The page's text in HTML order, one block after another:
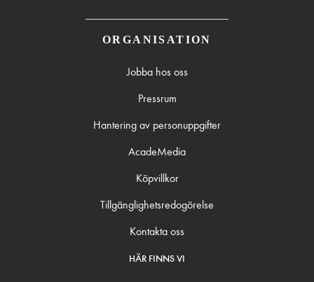
ORGANISATION
Jobba hos oss
Pressrum
Hantering av personuppgifter
AcadeMedia
Köpvillkor
Tillgänglighetsredogörelse
Kontakta oss
HÄR FINNS VI